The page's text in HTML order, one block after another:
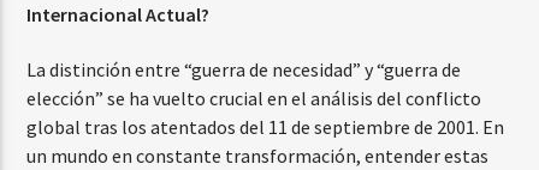
Internacional Actual?
La distinción entre “guerra de necesidad” y “guerra de
elección” se ha vuelto crucial en el análisis del conflicto
global tras los atentados del 11 de septiembre de 2001. En
un mundo en constante transformación, entender estas